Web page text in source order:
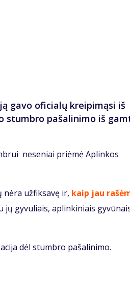
gavo oficialų kreipimąsi iš
stumbro pašalinimo iš
neseniai priėmė Aplinkos
užfiksavę ir, kaip jau
jų gyvuliais, aplinkiniais
dėl stumbro pašalinimo.